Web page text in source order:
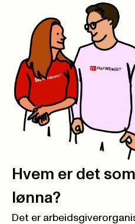
Hvem er det
lønna?
Det er